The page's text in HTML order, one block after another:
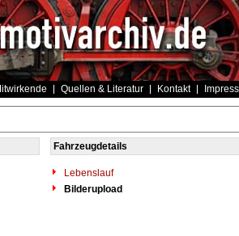
Quellen & Literatur Kontakt
Fahrzeugdetails
Lebenslauf
Bilderupload